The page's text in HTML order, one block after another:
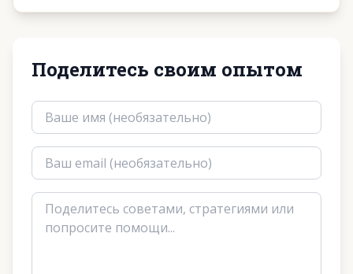
Поделитесь своим опытом